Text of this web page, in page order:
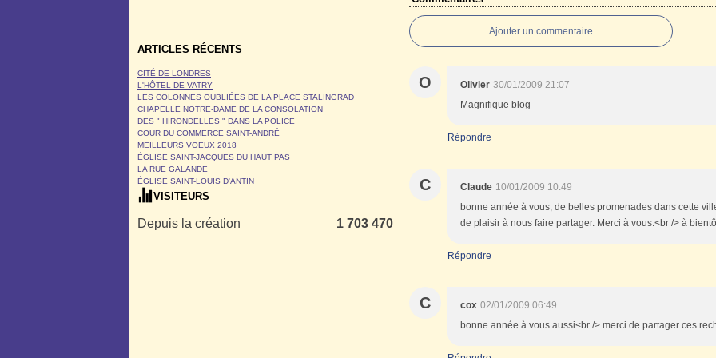
ARTICLES RÉCENTS
CITÉ DE LONDRES
L'HÔTEL DE VATRY
LES COLONNES OUBLIÉES DE LA PLACE STALINGRAD
CHAPELLE NOTRE-DAME DE LA CONSOLATION
DES " HIRONDELLES " DANS LA POLICE
COUR DU COMMERCE SAINT-ANDRÉ
MEILLEURS VOEUX 2018
ÉGLISE SAINT-JACQUES DU HAUT PAS
LA RUE GALANDE
ÉGLISE SAINT-LOUIS D'ANTIN
VISITEURS
Depuis la création 1 703 470
Ajouter un commentaire
O Olivier 30/01/2009 21:07
Magnifique blog
Répondre
C Claude 10/01/2009 10:49
bonne année à vous, de belles promenades dans cette
de plaisir à nous faire partager. Merci à vous.<br /> à
Répondre
C cox 02/01/2009 06:49
bonne année à vous aussi<br /> merci de partager ces